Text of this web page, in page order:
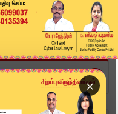
×